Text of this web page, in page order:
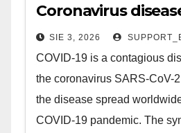
Coronavirus
SIE 3, 2026
COVID-19 is a contagious
the coronavirus SARS-CoV-
the disease spread
COVID-19 pandemic. The